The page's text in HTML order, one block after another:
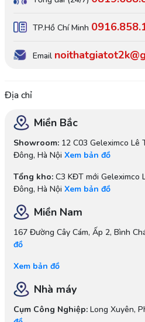
TP.Hồ Chí Minh
Email
Địa chỉ
Miền Bắc
Showroom:12 C03 Geleximco Lê
Đông, Hà Nội Xem bản đồ
Tổng kho:C3 KĐT mới Geleximco
Đông, Hà Nội Xem bản đồ
Miền Nam
167 Đường Cây Cám, Ấp 2, Bình
đồ
Xem bản đồ
Nhà máy
Cụm Công Nghiệp:Long Xuyên,